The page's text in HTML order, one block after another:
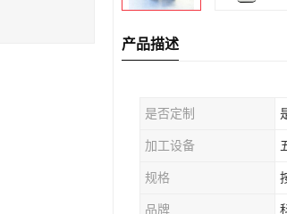
产品描述
是否定制
加工设备
规格
品牌